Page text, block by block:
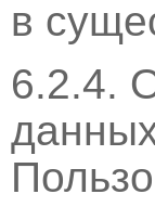
в
6.2.4.